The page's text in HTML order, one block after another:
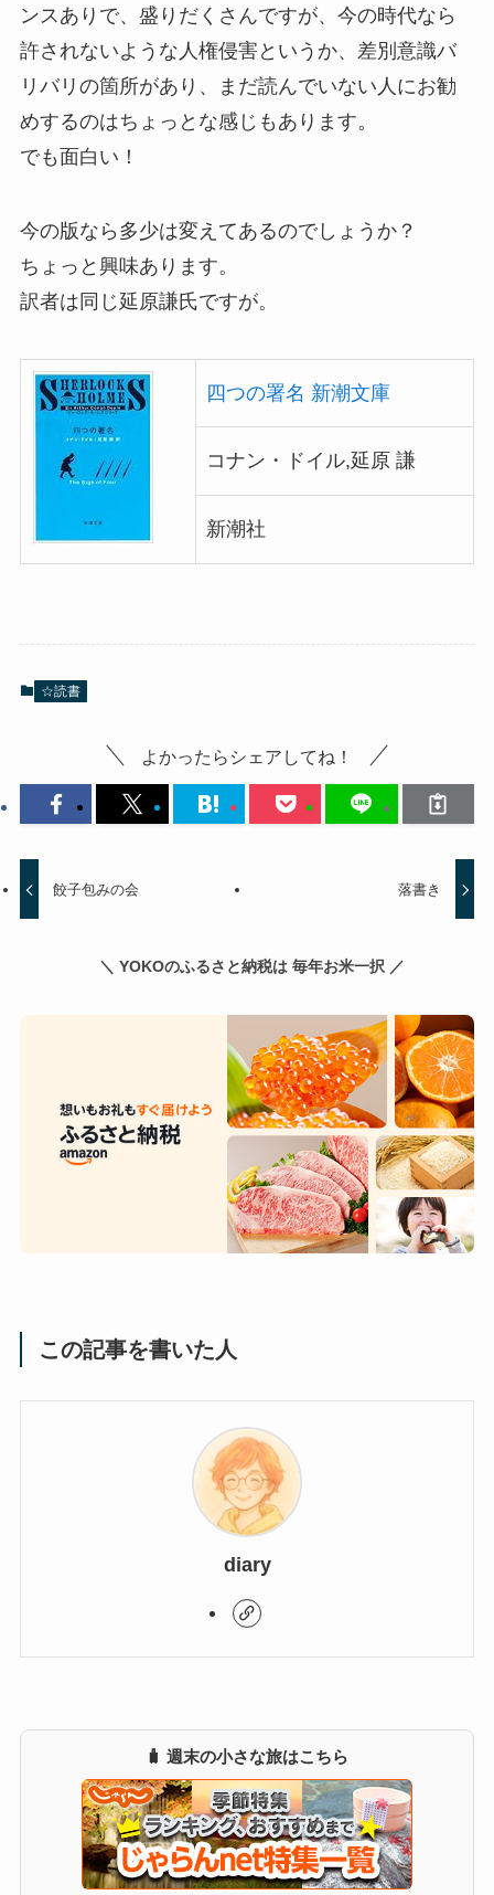
ンスありで、盛りだくさんですが、今の時代なら
許されないような人権侵害というか、差別意識バ
リバリの箇所があり、まだ読んでいない人にお勧
めするのはちょっとな感じもあります。
でも面白い！
今の版なら多少は変えてあるのでしょうか？
ちょっと興味あります。
訳者は同じ延原謙氏ですが。
四つの署名 新潮文庫
コナン・ドイル,延原 謙
新潮社
☆読書
よかったらシェアしてね！
餃子包みの会 落書き
＼ YOKOのふるさと納税は 毎年お米一択 ／
この記事を書いた人
diary
🧳 週末の小さな旅はこちら